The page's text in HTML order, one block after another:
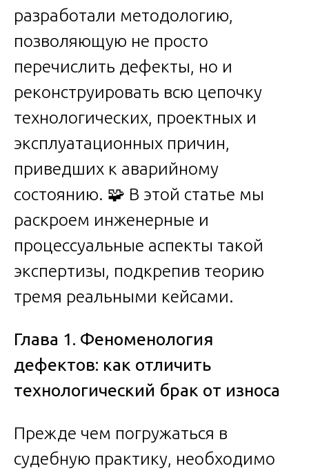
разработали методологию,
позволяющую не просто
перечислить дефекты, но и
реконструировать всю цепочку
технологических, проектных и
эксплуатационных причин,
приведших к аварийному
состоянию. 🧩 В этой статье мы
раскроем инженерные и
процессуальные аспекты такой
экспертизы, подкрепив теорию
тремя реальными кейсами.
Глава 1. Феноменология
дефектов: как отличить
технологический брак от износа
Прежде чем погружаться в
судебную практику, необходимо